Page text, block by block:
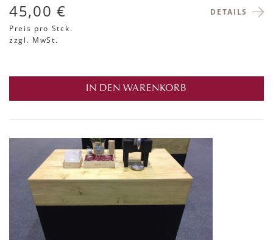
DETAILS
45,00 €
Preis pro Stck.
zzgl. MwSt.
IN DEN WARENKORB